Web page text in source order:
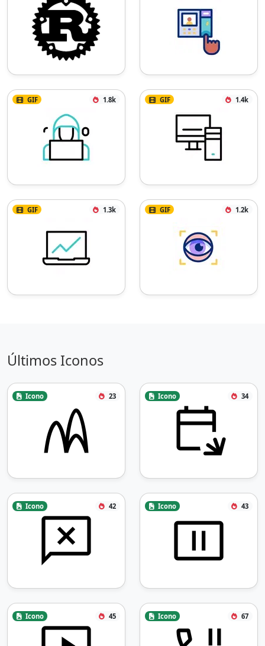
GIF 1.8k GIF 1.4k
GIF 1.3k GIF 1.2k
Últimos Iconos
Icono 23 Icono 34
Icono 42 Icono 43
Icono 45 Icono 67